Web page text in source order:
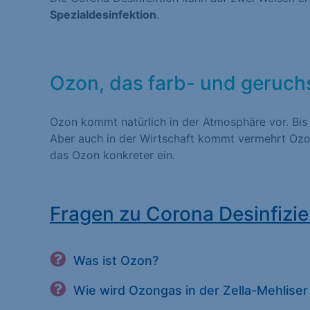
Spezialdesinfektion.
Ozon, das farb- und
Ozon kommt natürlich in der Atmosphäre vor.
Aber auch in der Wirtschaft kommt vermehrt
das Ozon konkreter ein.
Fragen zu Corona
Was ist Ozon?
Wie wird Ozongas in der Zella-
Statistik Cookies
Website nutzen.
Besucher unsere
Marketing (1)
Marketing-Cookies
Inhalte von